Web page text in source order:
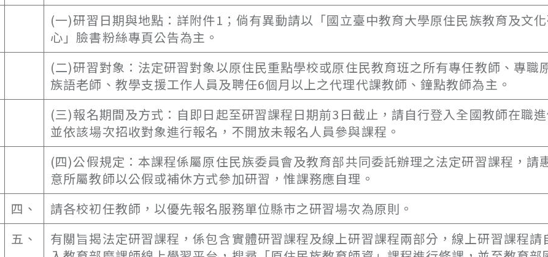
(一)研習日期與地點：詳附件1；倘有異動請以「國立臺中教育大學原住民族教育及文
心」臉書粉絲專頁公告為主。
(二)研習對象：法定研習對象以原住民重點學校或原住民教育班之所有專任教師、專職
族語老師、教學支援工作人員及聘任6個月以上之代理代課教師、鐘點教師為主。
(三)報名期間及方式：自即日起至研習課程日期前3日截止，請自行登入全國教師在職
並依該場次招收對象進行報名，不開放未報名人員參與課程。
(四)公假規定：本課程係屬原住民族委員會及教育部共同委託辦理之法定研習課程，請
意所屬教師以公假或補休方式參加研習，惟課務應自理。
四、
請各校初任教師，以優先報名服務單位縣市之研習場次為原則。
五、
有關旨揭法定研習課程，係包含實體研習課程及線上研習課程兩部分，線上研習課程請